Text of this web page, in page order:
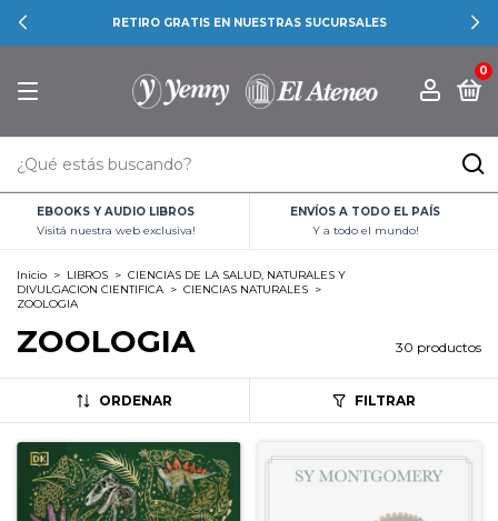
RETIRO GRATIS EN NUESTRAS SUCURSALES
0
EBOOKS Y AUDIO LIBROS
Visitá nuestra web exclusiva!
ENVÍOS A TODO EL PAÍS
Y a todo el mundo!
Inicio > LIBROS > CIENCIAS DE LA SALUD, NATURALES Y
DIVULGACION CIENTIFICA > CIENCIAS NATURALES >
ZOOLOGIA
ZOOLOGIA 30 productos
ORDENAR FILTRAR